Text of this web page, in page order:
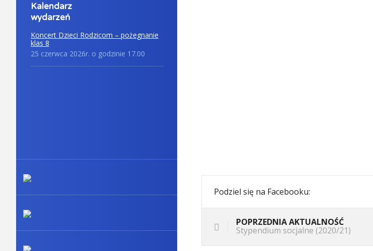
Kalendarz
wydarzeń
Koncert Dzieci Rodzicom – pożegnanie
klas 8
25 czerwca 2026r. o godzinie 17.00
Podziel się na Facebooku:
POPRZEDNIA AKTUALNOŚĆ
Stypendium socjalne (2020/21)